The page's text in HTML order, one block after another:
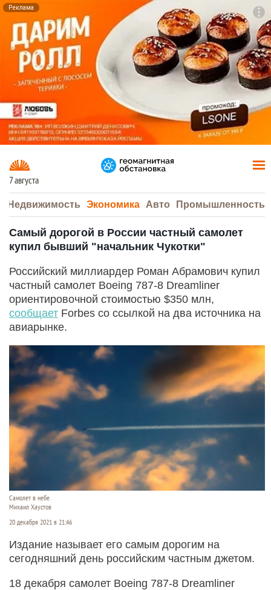
Реклама
7 августа
Недвижимость Экономика Авто Промышленность
Самый дорогой в России частный самолет
купил бывший "начальник Чукотки"
Российский миллиардер Роман Абрамович купил
частный самолет Boeing 787-8 Dreamliner
ориентировочной стоимостью $350 млн,
сообщает Forbes со ссылкой на два источника на
авиарынке.
Самолет в небе.
Михаил Хаустов
20 декабря 2021 в 21:46
Издание называет его самым дорогим на
сегодняшний день российским частным джетом.
18 декабря самолет Boeing 787-8 Dreamliner